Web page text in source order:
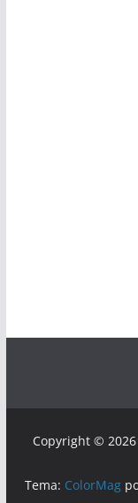
Copyright © 2026
Tema: ColorMag